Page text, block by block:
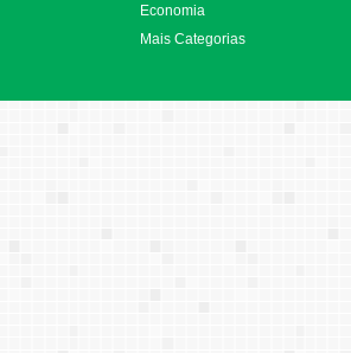
Economia
Mais Categorias